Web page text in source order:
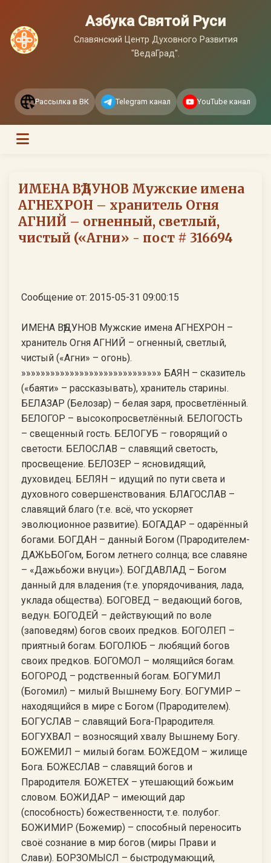
Азбука Святой Руси
Славянский Центр Духовного Развития
"ВедаГрад".
Рассылка в ВК Telegram канал YouTube канал
ИМЕНА ВѢДУНОВ Мужские имена
АГНЕХРОН – хранитель Огня
АГНИЙ – огненный, светлый,
чистый («Агни» - пост # 316694
Сообщение от: 2015-05-31 09:00:15
ИМЕНА ВѢДУНОВ Мужские имена АГНЕХРОН –
хранитель Огня АГНИЙ – огненный, светлый,
чистый («Агни» – огонь).
»»»»»»»»»»»»»»»»»»»»»»»»»»»»» БАЯН – сказитель
(«баяти» – рассказывать), хранитель старины.
БЕЛАЗАР (Белозар) – белая заря, просветлённый.
БЕЛОГОР – высокопросветлённый. БЕЛОГОСТЬ
– свещенный гость. БЕЛОГУБ – говорящий о
светости. БЕЛОСЛАВ – славящий светость,
просвещение. БЕЛОЗЕР – ясновидящий,
духовидец. БЕЛЯН – идущий по пути света и
духовного совершенствования. БЛАГОСЛАВ –
славящий благо (т.е. всё, что ускоряет
эволюционное развитие). БОГАДАР – одарённый
богами. БОГДАН – данный Богом (Прародителем-
ДАЖЬБОГом, Богом летнего солнца; все славяне
– «Дажьбожи внуци»). БОГДАВЛАД – Богом
данный для владения (т.е. упорядочивания, лада,
уклада общества). БОГОВЕД – ведающий богов,
ведун. БОГОДЕЙ – действующий по воле
(заповедям) богов своих предков. БОГОЛЕП –
приятный богам. БОГОЛЮБ – любящий богов
своих предков. БОГОМОЛ – молящийся богам.
БОГОРОД – родственный богам. БОГУМИЛ
(Богомил) – милый Вышнему Богу. БОГУМИР –
находящийся в мире с Богом (Прародителем).
БОГУСЛАВ – славящий Бога-Прародителя.
БОГУХВАЛ – возносящий хвалу Вышнему Богу.
БОЖЕМИЛ – милый богам. БОЖЕДОМ – жилище
Бога. БОЖЕСЛАВ – славящий богов и
Прародителя. БОЖЕТЕХ – утешающий божьим
словом. БОЖИДАР – имеющий дар
(способность) божественности, т.е. полубог.
БОЖИМИР (Божемир) – способный переносить
своё сознание в мир богов (миры Прави и
Слави). БОРЗОМЫСЛ – быстродумающий,